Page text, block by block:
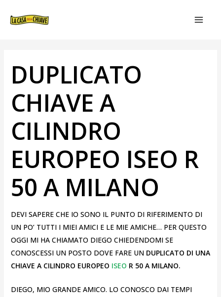
DUPLICATO
CHIAVE A
CILINDRO
EUROPEO ISEO R
50 A MILANO
DEVI SAPERE CHE IO SONO IL PUNTO DI RIFERIMENTO DI
UN PO’ TUTTI I MIEI AMICI E LE MIE AMICHE… PER QUESTO
OGGI MI HA CHIAMATO DIEGO CHIEDENDOMI SE
CONOSCESSI UN POSTO DOVE FARE UN DUPLICATO DI UNA
CHIAVE A CILINDRO EUROPEO ISEO R 50 A MILANO.
DIEGO, MIO GRANDE AMICO. LO CONOSCO DAI TEMPI
ARTICOLI